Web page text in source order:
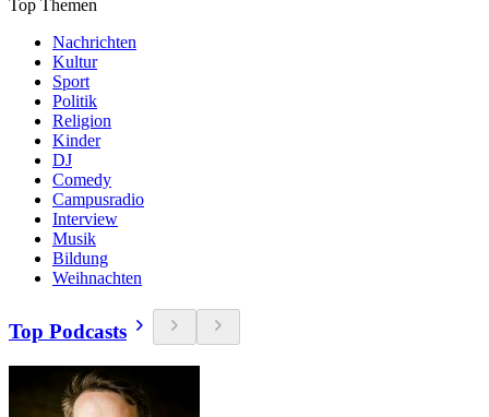
Top Themen
Nachrichten
Kultur
Sport
Politik
Religion
Kinder
DJ
Comedy
Campusradio
Interview
Musik
Bildung
Weihnachten
Top Podcasts